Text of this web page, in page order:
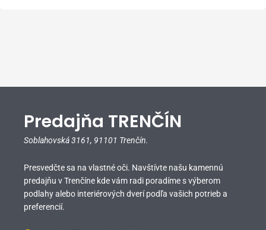
Predajňa TRENČÍN
Soblahovská 3161, 91101 Trenčín.
Presvedčte sa na vlastné oči. Navštívte našu kamennú
predajňu v Trenčíne kde vám radi poradíme s výberom
podlahy alebo interiérových dverí podľa vašich potrieb a
preferencií.